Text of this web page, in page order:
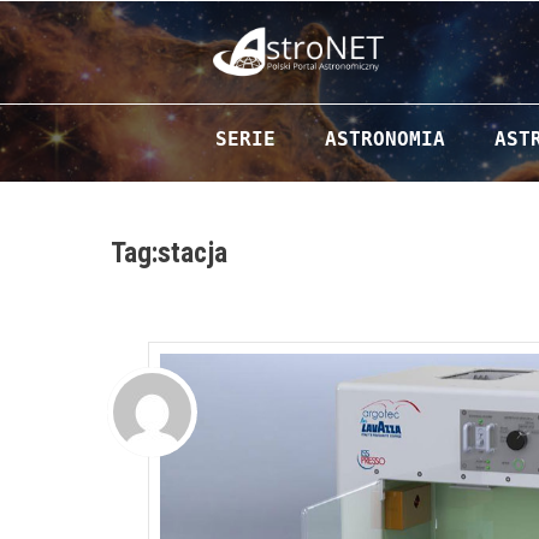
Przejdź do zawartości
SERIE ASTRONOMIA
Tag:stacja